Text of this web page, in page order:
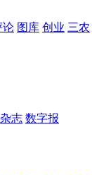
论 图库 创业 三农
杂志 数字报